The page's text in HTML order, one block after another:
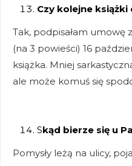
Czy kolejne książki
Tak, podpisałam
(na 3 powieści) 16
książka. Mniej
ale może komuś się
Skąd bierze się u
Pomysły leżą na ulicy,